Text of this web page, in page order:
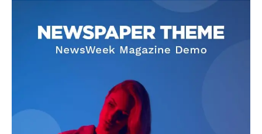
AIN NEWS 1
Contact Us